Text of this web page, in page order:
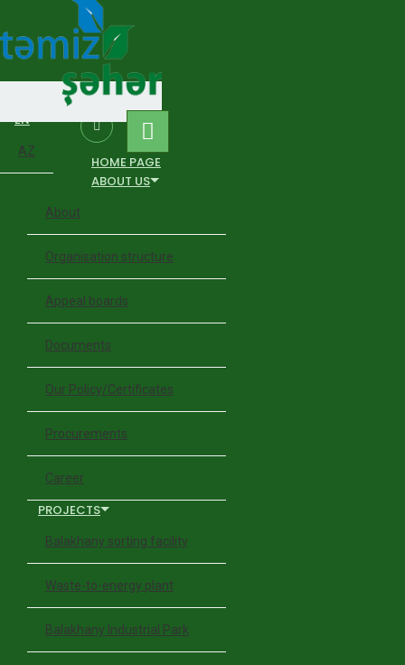
EN
AZ
HOME PAGE
ABOUT US
About
Organisation structure
Appeal boards
Documents
Our Policy/Certificates
Procurements
Career
PROJECTS
Balakhany sorting facility
Waste-to-energy plant
Balakhany Industrial Park